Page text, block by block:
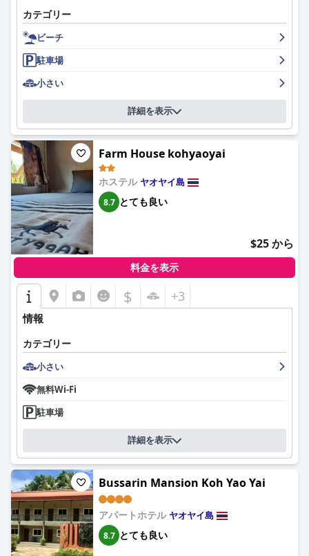
カテゴリー
ビーチ
駐車場
小さい
詳細を表示
Farm House kohyaoyai
ホステル ヤオヤイ島
8.7 とても良い
$25 から
料金を表示
$ +3
情報
カテゴリー
小さい
無料Wi-Fi
駐車場
詳細を表示
Bussarin Mansion Koh Yao Yai
アパートホテル ヤオヤイ島
8.7 とても良い